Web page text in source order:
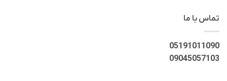
تماس با ما
05191011090
09045057103